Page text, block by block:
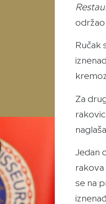
održao
Ručak
Za
Jedan
se na